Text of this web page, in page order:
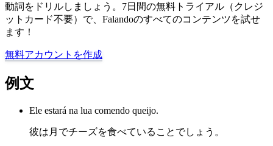
動詞をドリルしましょう。7日間の無料トライアル（クレジ
ットカード不要）で、Falandoのすべてのコンテンツを試せ
ます！
無料アカウントを作成
例文
Ele estará na lua comendo queijo.
彼は月でチーズを食べていることでしょう。